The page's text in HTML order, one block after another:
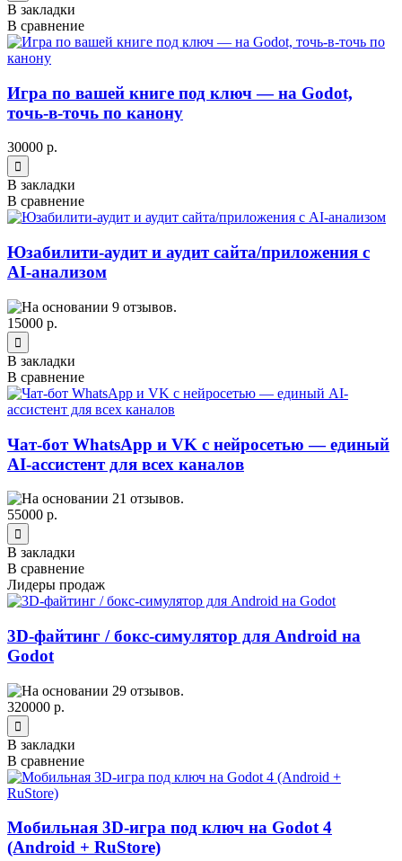
В закладки
В сравнение
Игра по вашей книге под ключ — на Godot,
точь-в-точь по канону
30000 р.
В закладки
В сравнение
Юзабилити-аудит и аудит сайта/приложения с
AI-анализом
15000 р.
В закладки
В сравнение
Чат-бот WhatsApp и VK с нейросетью — единый
AI-ассистент для всех каналов
55000 р.
В закладки
В сравнение
Лидеры продаж
3D-файтинг / бокс-симулятор для Android на
Godot
320000 р.
В закладки
В сравнение
Мобильная 3D-игра под ключ на Godot 4
(Android + RuStore)